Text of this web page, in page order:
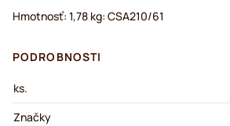
Hmotnosť: 1,78 kg: CSA210/61
PODROBNOSTI
ks.
Značky